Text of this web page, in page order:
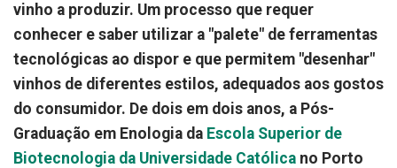
vinho a produzir. Um processo que requer
conhecer e saber utilizar a "palete" de ferramentas
tecnológicas ao dispor e que permitem "desenhar"
vinhos de diferentes estilos, adequados aos gostos
do consumidor. De dois em dois anos, a Pós-
Graduação em Enologia da Escola Superior de
Biotecnologia da Universidade Católica no Porto